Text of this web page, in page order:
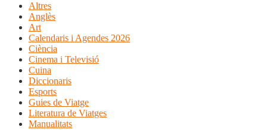
Altres
Anglès
Art
Calendaris i Agendes 2026
Ciència
Cinema i Televisió
Cuina
Diccionaris
Esports
Guies de Viatge
Literatura de Viatges
Manualitats